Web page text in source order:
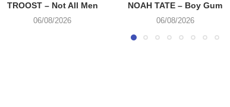
TROOST – Not All Men
06/08/2026
NOAH TATE – Boy Gum
06/08/2026